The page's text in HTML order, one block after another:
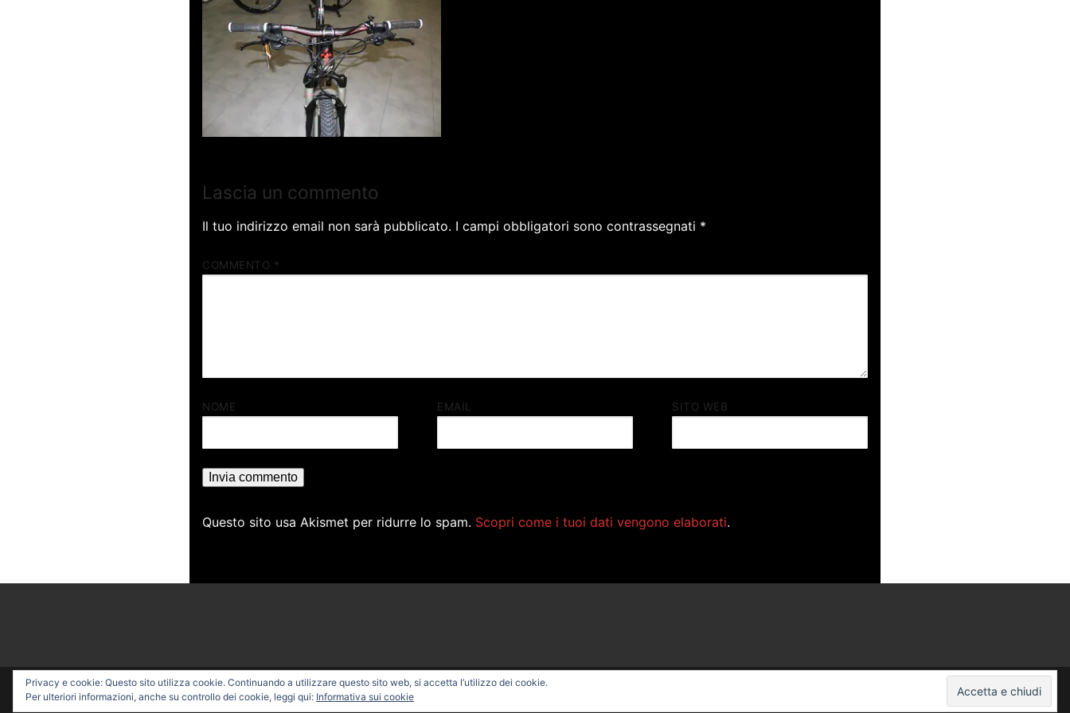
Lascia un commento
Il tuo indirizzo email non sarà pubblicato. I campi obbligatori sono contrassegnati *
COMMENTO *
NOME EMAIL SITO WEB
Questo sito usa Akismet per ridurre lo spam. Scopri come i tuoi dati vengono elaborati.
Copyright © 2026 PROFESSIONAL BIKE – Powered by
Privacy e cookie: Questo sito utilizza cookie. Continuando a utilizzare questo sito web, si accetta l’utilizzo dei cookie.
Per ulteriori informazioni, anche su controllo dei cookie, leggi qui: Informativa sui cookie